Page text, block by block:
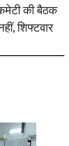
की बैठक
शिफ्टवार